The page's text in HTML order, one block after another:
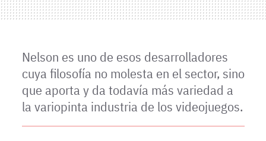
Nelson es uno de esos desarrolladores
cuya filosofía no molesta en el sector, sino
que aporta y da todavía más variedad a
la variopinta industria de los videojuegos.